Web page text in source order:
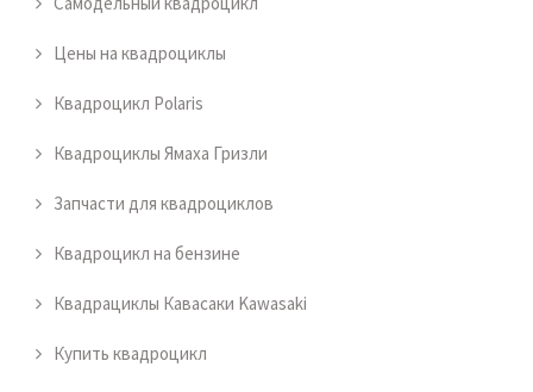
Цены на квадроциклы
Квадроцикл Polaris
Квадроциклы Ямаха Гризли
Запчасти для квадроциклов
Квадроцикл на бензине
Квадрациклы Кавасаки Kawasaki
Купить квадроцикл